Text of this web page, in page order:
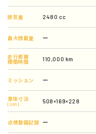
排気量 2480 cc
最大積載量 ー
走行距離
稼働時間
110,000 km
ミッション ー
車体寸法
(cm)
508×169×228
点検整備記録 ー